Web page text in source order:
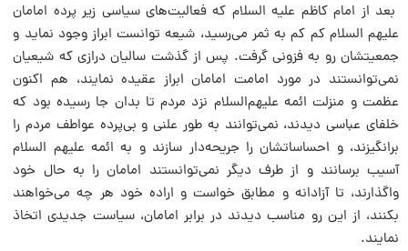
بعد از امام کاظم علیه السلام که فعالیت‌هاى سیاسى زیر پرده امامان
علیهم السلام کم کم به ثمر مى‌رسید، شیعه توانست ابراز وجود نماید و
جمعیتشان رو به فزونى گرفت. پس از گذشت سالیان درازى که شیعیان
نمى‌توانستند در مورد امامت امامان ابراز عقیده نمایند، هم اکنون
عظمت و منزلت ائمه علیهم‌السلام نزد مردم تا بدان جا رسیده بود که
خلفاى عباسى دیدند، نمى‌توانند به طور علنى و بى‌پرده عواطف مردم را
برانگیزند، و احساساتشان را جریحه‌دار سازند و به ائمه علیهم السلام
آسیب برسانند و از طرف دیگر نمى‌توانستند امامان را به حال خود
واگذارند، تا آزادانه و مطابق خواست و اراده خود هر چه مى‌خواهند
بکنند، از این رو مناسب دیدند در برابر امامان، سیاست جدیدى اتخاذ
نمایند.